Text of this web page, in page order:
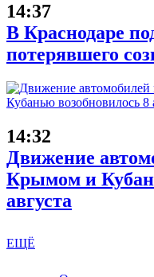
14:37
В Краснодаре
потерявшего
14:32
Движение
Крымом и
августа
ЕЩЁ